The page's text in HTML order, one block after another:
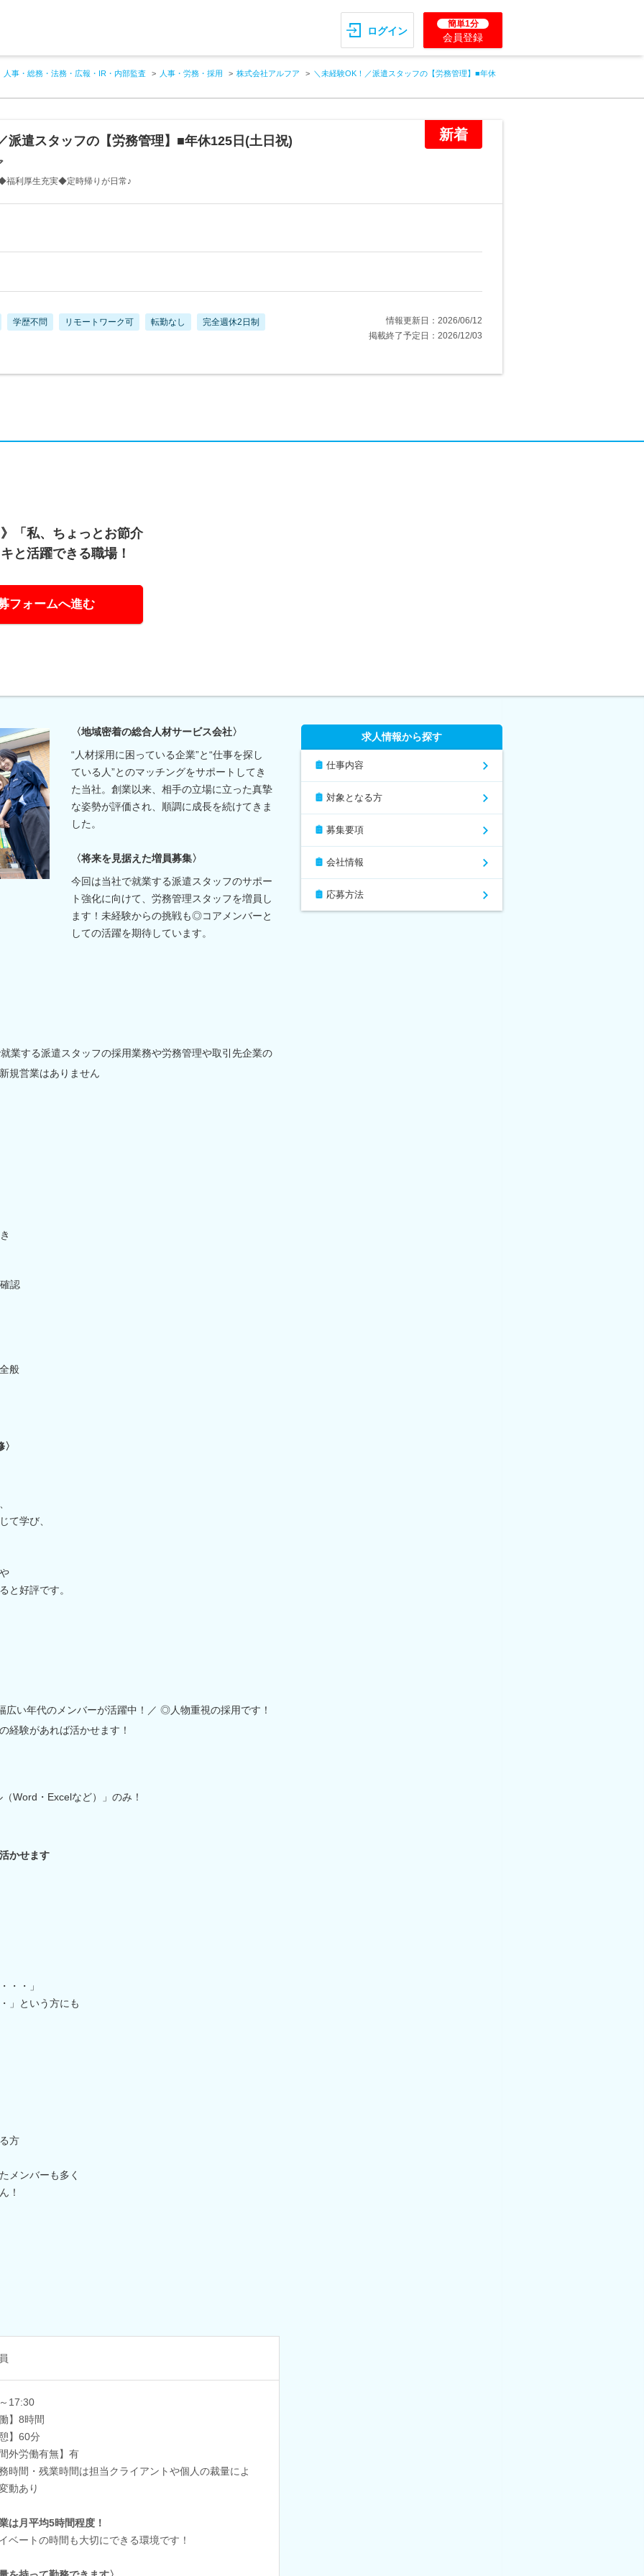
ログイン
簡単1分
会員登録
人事・総務・法務・広報・IR・内部監査 人事・労務・採用 株式会社アルフア ＼未経験OK！／派遣スタッフの【労務管理】■年休
新着
派遣スタッフの【労務管理】■年休125日(土日祝)
利厚生充実◆定時帰りが日常♪
学歴不問 リモートワーク可 転勤なし 完全週休2日制
情報更新日：2026/06/12
掲載終了予定日：2026/12/03
「私、ちょっとお節介
と活躍できる職場！
フォームへ進む
〈地域密着の総合人材サービス会社〉
“人材採用に困っている企業”と“仕事を探し
ている人”とのマッチングをサポートしてき
た当社。創業以来、相手の立場に立った真摯
な姿勢が評価され、順調に成長を続けてきま
した。
〈将来を見据えた増員募集〉
今回は当社で就業する派遣スタッフのサポー
ト強化に向けて、労務管理スタッフを増員し
ます！未経験からの挑戦も◎コアメンバーと
しての活躍を期待しています。
業する派遣スタッフの採用業務や労務管理や取引先企業の
規営業はありません
認
般
て学び、
と好評です。
い年代のメンバーが活躍中！／ ◎人物重視の採用です！
経験があれば活かせます！
Word・Excelなど）」のみ！
かせます
・・」
」という方にも
方
メンバーも多く
！
17:30
】8時間
】60分
外労働有無】有
時間・残業時間は担当クライアントや個人の裁量によ
動あり
は月平均5時間程度！
ベートの時間も大切にできる環境です！
求人情報から探す
仕事内容
対象となる方
募集要項
会社情報
応募方法